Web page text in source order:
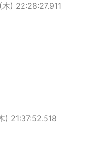
) 22:28:27.911
21:37:52.518